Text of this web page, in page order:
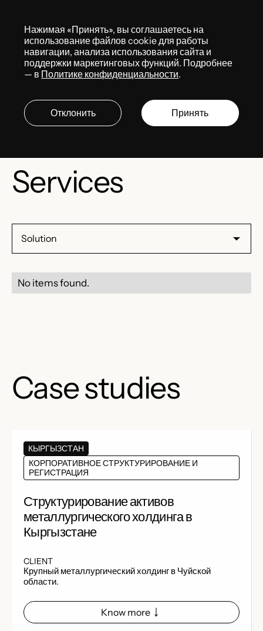
Кыргызстан
Services
Solution
No items found.
Case studies
КЫРГЫЗСТАН
КОРПОРАТИВНОЕ СТРУКТУРИРОВАНИЕ И
РЕГИСТРАЦИЯ
Структурирование активов
металлургического холдинга в
Кыргызстане
CLIENT
Крупный металлургический холдинг в Чуйской
области.
Know more
Нажимая «Принять», вы соглашаетесь на
использование файлов cookie для работы
навигации, анализа использования сайта и
поддержки маркетинговых функций. Подробнее
— в Политике конфиденциальности.
Отклонить Принять